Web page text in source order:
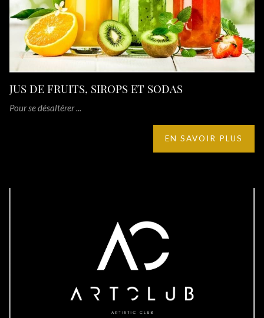
JUS DE FRUITS, SIROPS ET SODAS
Pour se désaltérer ...
EN SAVOIR PLUS